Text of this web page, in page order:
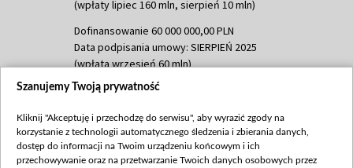
(wpłaty lipiec 160 mln, sierpień 10 mln)
Dofinansowanie 60 000 000,00 PLN
Data podpisania umowy: SIERPIEŃ 2025
(wpłata wrzesień 60 mln)
Dofinansowanie 635 783 051,21 PLN
(wpłata wrzesień 100 mln, październik 350
mln, listopad 265 mln)
Dofinansowanie 48 862 000,00 PLN
Szanujemy Twoją prywatność
Kliknij "Akceptuję i przechodzę do serwisu", aby wyrazić zgody na
korzystanie z technologii automatycznego śledzenia i zbierania danych,
dostęp do informacji na Twoim urządzeniu końcowym i ich
przechowywanie oraz na przetwarzanie Twoich danych osobowych przez